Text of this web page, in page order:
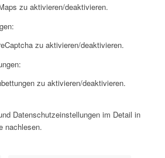
zu aktivieren/deaktivieren.
zu aktivieren/deaktivieren.
zu aktivieren/deaktivieren.
Datenschutzeinstellungen im Detail in
nachlesen.